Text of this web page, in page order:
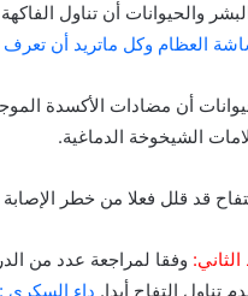
والحيوانات أن تناول
العظام وكل ماتريد أن تعرف
أن مضادات الأكسدة
الشيخوخة الدماغية.
قد قلل فعلا من خطر الإصابة
وفقا لمراجعة عدد من
داء